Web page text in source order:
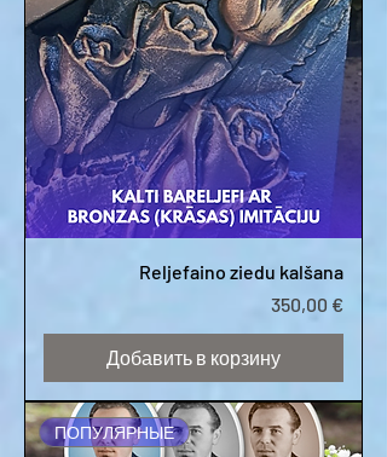
Reljefaino ziedu kalšana
Цена
350,00 €
Добавить в корзину
ПОПУЛЯРНЫЕ